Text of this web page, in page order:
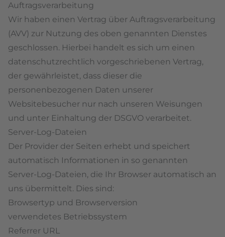
Auftragsverarbeitung
Wir haben einen Vertrag über Auftragsverarbeitung
(AVV) zur Nutzung des oben genannten Dienstes
geschlossen. Hierbei handelt es sich um einen
datenschutzrechtlich vorgeschriebenen Vertrag,
der gewährleistet, dass dieser die
personenbezogenen Daten unserer
Websitebesucher nur nach unseren Weisungen
und unter Einhaltung der DSGVO verarbeitet.
Server-Log-Dateien
Der Provider der Seiten erhebt und speichert
automatisch Informationen in so genannten
Server-Log-Dateien, die Ihr Browser automatisch an
uns übermittelt. Dies sind:
Browsertyp und Browserversion
verwendetes Betriebssystem
Referrer URL